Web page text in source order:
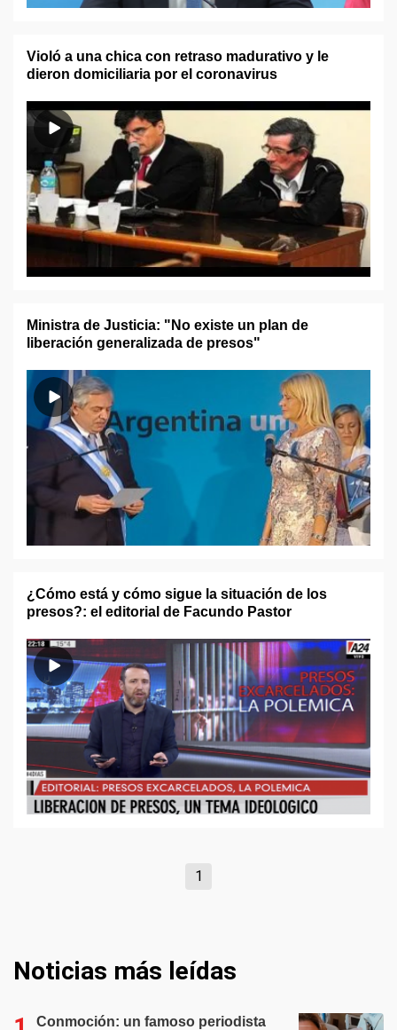
Violó a una chica con retraso madurativo y le
dieron domiciliaria por el coronavirus
Ministra de Justicia: "No existe un plan de
liberación generalizada de presos"
¿Cómo está y cómo sigue la situación de los
presos?: el editorial de Facundo Pastor
1
Noticias más leídas
Conmoción: un famoso periodista